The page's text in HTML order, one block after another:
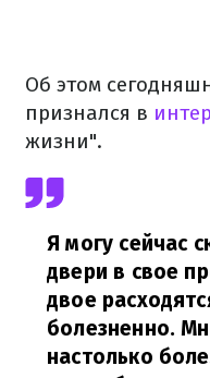
Об этом
признался в
жизни".
Я могу сейчас
двери в свое
двое
болезненно.
настолько